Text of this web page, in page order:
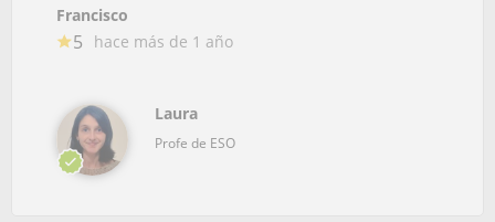
Francisco
5 hace más de 1 año
Laura
Profe de ESO